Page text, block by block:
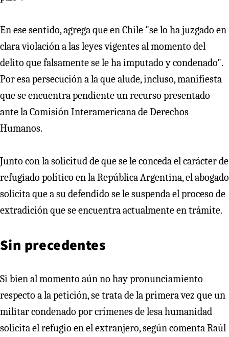
En ese sentido, agrega que en Chile "se lo ha juzgado en
clara violación a las leyes vigentes al momento del
delito que falsamente se le ha imputado y condenado".
Por esa persecución a la que alude, incluso, manifiesta
que se encuentra pendiente un recurso presentado
ante la Comisión Interamericana de Derechos
Humanos.
Junto con la solicitud de que se le conceda el carácter de
refugiado político en la República Argentina, el abogado
solicita que a su defendido se le suspenda el proceso de
extradición que se encuentra actualmente en trámite.
Sin precedentes
Si bien al momento aún no hay pronunciamiento
respecto a la petición, se trata de la primera vez que un
militar condenado por crímenes de lesa humanidad
solicita el refugio en el extranjero, según comenta Raúl